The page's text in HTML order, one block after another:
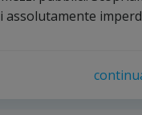
assolutamente